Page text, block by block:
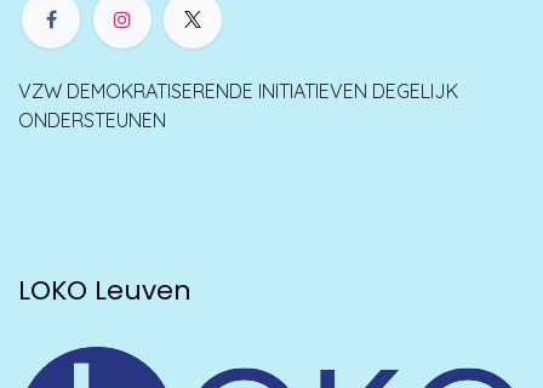
VZW DEMOKRATISERENDE INITIATIEVEN DEGELIJK
ONDERSTEUNEN
LOKO Leuven